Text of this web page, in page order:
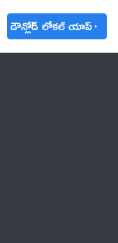
డౌన్లోడ్ లోకల్ యాప్